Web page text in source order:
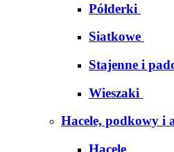
Półderki
Siatkowe
Stajenne i
Wieszaki
Hacele, podkowy i
Hacele